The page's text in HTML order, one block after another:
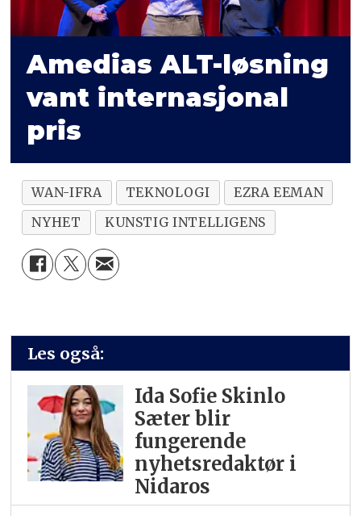
Amedias ALT-løsning
vant internasjonal
pris
WAN-IFRA TEKNOLOGI
EZRA EEMAN
NYHET
KUNSTIG INTELLIGENS
Les også:
Ida Sofie Skinlo
Sæter blir
fungerende
nyhetsredaktør i
Nidaros